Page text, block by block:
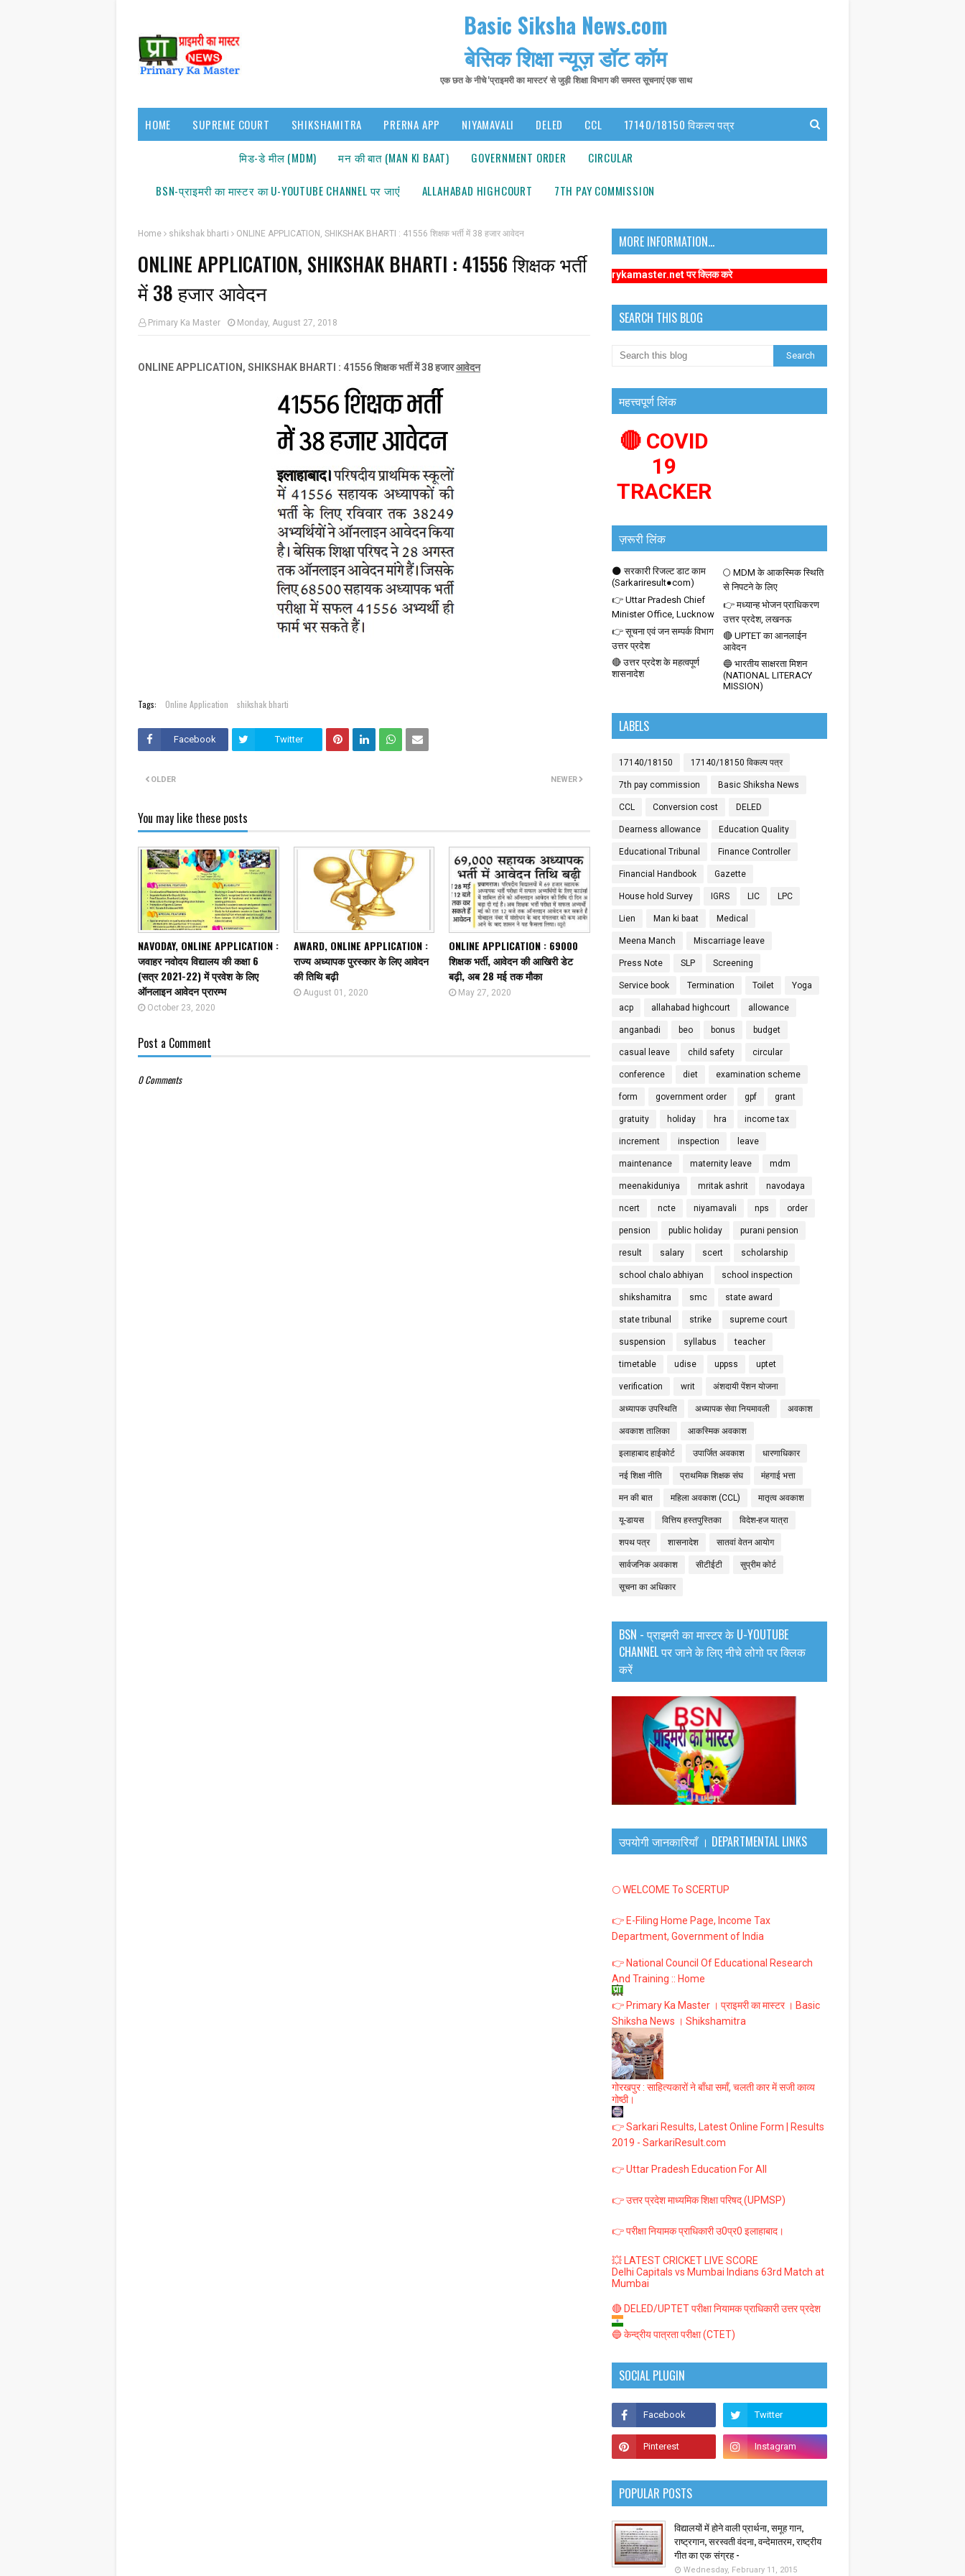
Basic Siksha News.com
बेसिक शिक्षा न्यूज़ डॉट कॉम
एक छत के नीचे 'प्राइमरी का मास्टर' से जुड़ी शिक्षा विभाग की समस्त सूचनाएं एक साथ
HOME SUPREME COURT SHIKSHAMITRA PRERNA APP NIYAMAVALI DELED CCL 17140/18150 विकल्प पत्र
मिड-डे मील (MDM) मन की बात (MAN KI BAAT) GOVERNMENT ORDER CIRCULAR
BSN-प्राइमरी का मास्टर का U-YOUTUBE CHANNEL पर जाएंं ALLAHABAD HIGHCOURT 7TH PAY COMMISSION
Home shikshak bharti ONLINE APPLICATION, SHIKSHAK BHARTI : 41556 शिक्षक भर्ती में 38 हजार आवेदन
ONLINE APPLICATION, SHIKSHAK BHARTI : 41556 शिक्षक भर्ती
में 38 हजार आवेदन
Primary Ka Master Monday, August 27, 2018
ONLINE APPLICATION, SHIKSHAK BHARTI : 41556 शिक्षक भर्ती में 38 हजारआवेदन
Tags: Online Application shikshak bharti
Facebook Twitter
NEWER
OLDER
You may like these posts
NAVODAY, ONLINE APPLICATION :
जवाहर नवोदय विद्यालय की कक्षा 6
(सत्र 2021-22) में प्रवेश के लिए
ऑनलाइन आवेदन प्रारम्भ
October 23, 2020
AWARD, ONLINE APPLICATION :
राज्य अध्यापक पुरस्कार के लिए आवेदन
की तिथि बढ़ी
August 01, 2020
ONLINE APPLICATION : 69000
शिक्षक भर्ती, आवेदन की आखिरी डेट
बढ़ी, अब 28 मई तक मौका
May 27, 2020
Post a Comment
0 Comments
MORE INFORMATION...
सूचना: अधिक संबंधित समाचारों के लिए कृपया https://www.primarykamaster.net पर क्लिक करे
SEARCH THIS BLOG
महत्त्वपूर्ण लिंक
🔴 COVID
19
TRACKER
ज़रूरी लिंक
🌑 सरकारी रिजल्ट डाट काम
(Sarkariresult●com)
🌕 MDM के आकस्मिक स्थिति
से निपटने के लिए
👉 Uttar Pradesh Chief
Minister Office, Lucknow
👉 मध्यान्ह भोजन प्राधिकरण
उत्तर प्रदेश, लखनऊ
👉 सूचना एवं जन सम्पर्क विभाग
उत्तर प्रदेश
🔴 UPTET का आनलाईन
आवेदन
🔴 उत्तर प्रदेश के महत्वपूर्ण
शासनादेश
🔵 भारतीय साक्षरता मिशन
(NATIONAL LITERACY
MISSION)
LABELS
17140/18150 17140/18150 विकल्प पत्र
7th pay commission Basic Shiksha News
CCL Conversion cost DELED
Dearness allowance Education Quality
Educational Tribunal Finance Controller
Financial Handbook Gazette
House hold Survey IGRS LIC LPC
Lien Man ki baat Medical
Meena Manch Miscarriage leave
Press Note SLP Screening
Service book Termination Toilet Yoga
acp allahabad highcourt allowance
anganbadi beo bonus budget
casual leave child safety circular
conference diet examination scheme
form government order gpf grant
gratuity holiday hra income tax
increment inspection leave
maintenance maternity leave mdm
meenakiduniya mritak ashrit navodaya
ncert ncte niyamavali nps order
pension public holiday purani pension
result salary scert scholarship
school chalo abhiyan school inspection
shikshamitra smc state award
state tribunal strike supreme court
suspension syllabus teacher
timetable udise uppss uptet
verification writ अंशदायी पेंशन योजना
अध्यापक उपस्थिति अध्यापक सेवा नियमावली अवकाश
अवकाश तालिका आकस्मिक अवकाश
इलाहाबाद हाईकोर्ट उपार्जित अवकाश धारणाधिकार
नई शिक्षा नीति प्राथमिक शिक्षक संघ मंहगाई भत्ता
मन की बात महिला अवकाश (CCL) मातृत्व अवकाश
यू-डायस वित्तिय हस्तपुस्तिका विदेश-हज यात्रा
शपथ पत्र शासनादेश सातवां वेतन आयोग
सार्वजनिक अवकाश सीटीईटी सुप्रीम कोर्ट
सूचना का अधिकार
BSN - प्राइमरी का मास्टर के U-YOUTUBE
CHANNEL पर जाने के लिए नीचे लोगो पर क्लिक
करें
उपयोगी जानकारियाँ । DEPARTMENTAL LINKS
🌕 WELCOME To SCERTUP
👉 E-Filing Home Page, Income Tax
Department, Government of India
👉 National Council Of Educational Research
And Training :: Home
👉 Primary Ka Master । प्राइमरी का मास्टर । Basic
Shiksha News । Shikshamitra
गोरखपुर : साहित्यकारों ने बाँधा समाँ, चलती कार में सजी काव्य
गोष्ठी।
👉 Sarkari Results, Latest Online Form | Results
2019 - SarkariResult.com
👉 Uttar Pradesh Education For All
👉 उत्तर प्रदेश माध्यमिक शिक्षा परिषद् (UPMSP)
👉 परीक्षा नियामक प्राधिकारी उ0प्र0 इलाहाबाद।
💥 LATEST CRICKET LIVE SCORE
Delhi Capitals vs Mumbai Indians 63rd Match at
Mumbai
🔴 DELED/UPTET परीक्षा नियामक प्राधिकारी उत्तर प्रदेश
🔵 केन्द्रीय पात्रता परीक्षा (CTET)
SOCIAL PLUGIN
POPULAR POSTS
विद्यालयों में होने वाली प्रार्थना, समूह गान,
राष्ट्रगान, सरस्वती वंदना, वन्देमातरम, राष्ट्रीय
गीत का एक संग्रह -
Wednesday, February 11, 2015